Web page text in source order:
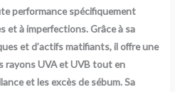
performance spécifiquement
et à imperfections. Grâce à sa
et d’actifs matifiants, il offre une
UVA et UVB tout en
et les excès de sébum. Sa